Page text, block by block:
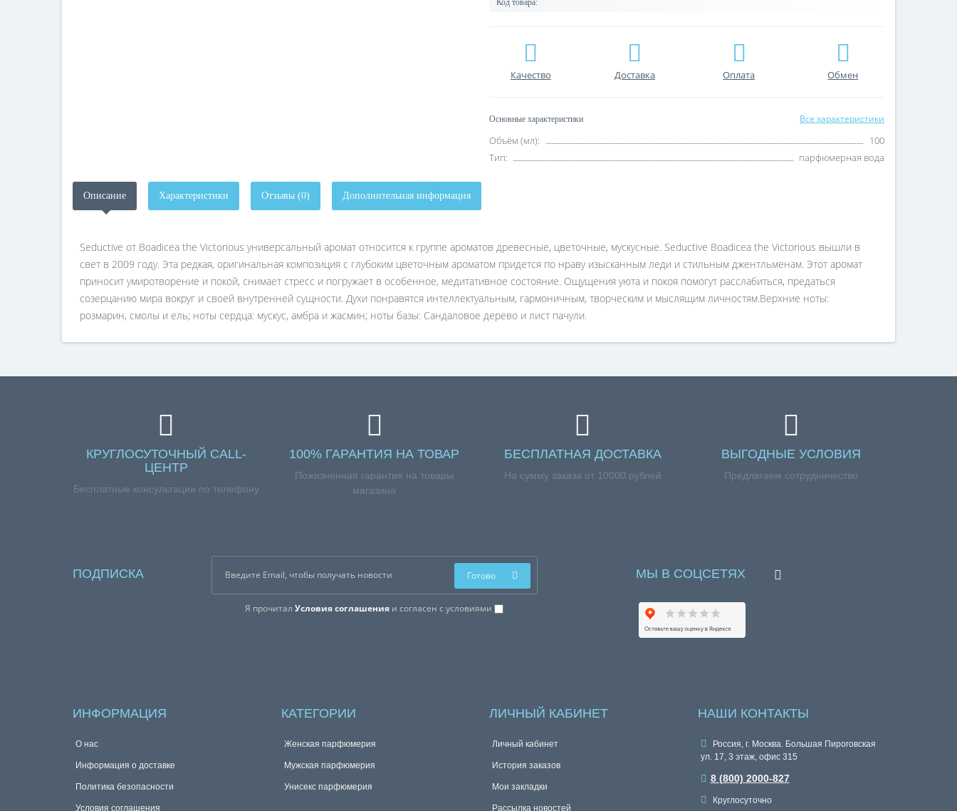
Код товара:
Качество Доставка Оплата Обмен
Основные характеристики Все характеристики
Объём (мл):
100
Тип:
парфюмерная вода
Описание Характеристики Отзывы (0) Дополнительная информация
Seductive от Boadicea the Victorious универсальный аромат относится к группе ароматов древесные, цветочные, мускусные. Seductive Boadicea the Victorious вышли в
свет в 2009 году. Эта редкая, оригинальная композиция с глубоким цветочным ароматом придется по нраву изысканным леди и стильным джентльменам. Этот аромат
приносит умиротворение и покой, снимает стресс и погружает в особенное, медитативное состояние. Ощущения уюта и покоя помогут расслабиться, предаться
созерцанию мира вокруг и своей внутренней сущности. Духи понравятся интеллектуальным, гармоничным, творческим и мыслящим личностям.Верхние ноты:
розмарин, смолы и ель; ноты сердца: мускус, амбра и жасмин; ноты базы: Сандаловое дерево и лист пачули.
КРУГЛОСУТОЧНЫЙ CALL-
ЦЕНТР
Бесплатные консультации по телефону
100% ГАРАНТИЯ НА ТОВАР
Пожизненная гарантия на товары
магазина
БЕСПЛАТНАЯ ДОСТАВКА
На сумму заказа от 10000 рублей
ВЫГОДНЫЕ УСЛОВИЯ
Предлагаем сотрудничество
ПОДПИСКА
Я прочиталУсловия соглашения и согласен с условиями
Готово МЫ В СОЦСЕТЯХ
ИНФОРМАЦИЯ
О нас
Информация о доставке
Политика безопасности
Условия соглашения
КАТЕГОРИИ
Женская парфюмерия
Мужская парфюмерия
Унисекс парфюмерия
ЛИЧНЫЙ КАБИНЕТ
Личный кабинет
История заказов
Мои закладки
Рассылка новостей
НАШИ КОНТАКТЫ
Россия, г. Москва. Большая Пироговская
ул. 17, 3 этаж, офис 315
8 (800) 2000-827
Круглосуточно